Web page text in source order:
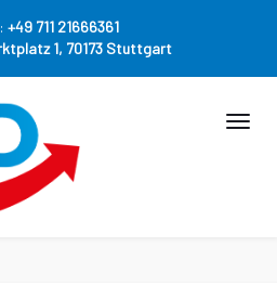
+49 711 21666361
1, 70173 Stuttgart